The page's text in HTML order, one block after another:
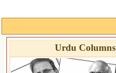
Urdu Columns